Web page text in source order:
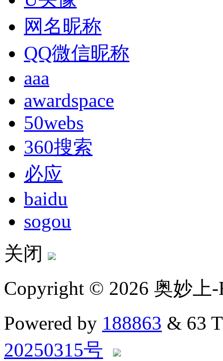
网名昵称
QQ微信昵称
aaa
awardspace
50webs
360搜索
必应
baidu
sogou
关闭
Copyright © 2026 奥妙上
Powered by 188863 & 63
20250315号